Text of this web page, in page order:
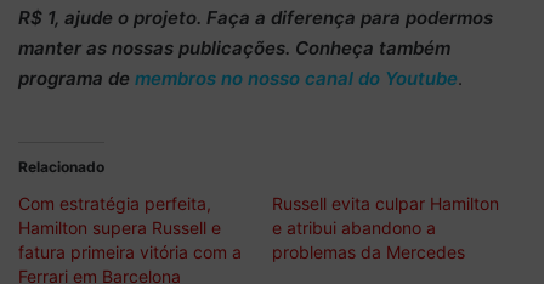
R$ 1, ajude o projeto. Faça a diferença para podermos
manter as nossas publicações. Conheça também
programa de membros no nosso canal do Youtube.
Relacionado
Com estratégia perfeita,
Hamilton supera Russell e
fatura primeira vitória com a
Ferrari em Barcelona
Russell evita culpar Hamilton
e atribui abandono a
problemas da Mercedes